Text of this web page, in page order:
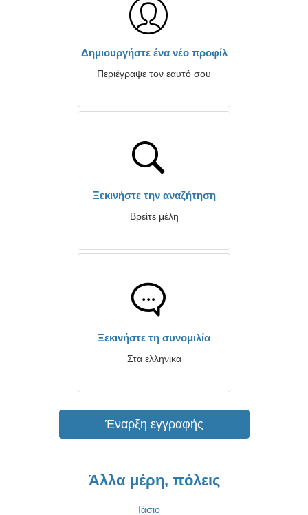
Δημιουργήστε ένα νέο προφίλ
Περιέγραψε τον εαυτό σου
Ξεκινήστε την αναζήτηση
Βρείτε μέλη
Ξεκινήστε τη συνομιλία
Στα ελληνικα
Έναρξη εγγραφής
Άλλα μέρη, πόλεις
Ιάσιο